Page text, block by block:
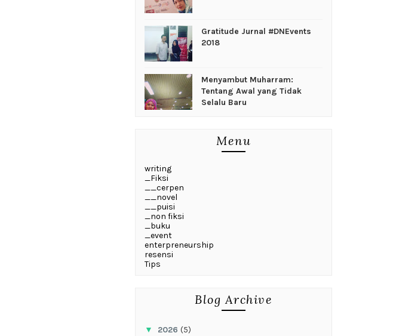
Gratitude Jurnal #DNEvents
2018
Menyambut Muharram:
Tentang Awal yang Tidak
Selalu Baru
Menu
writing
_Fiksi
__cerpen
__novel
__puisi
_non fiksi
_buku
_event
enterpreneurship
resensi
Tips
Blog Archive
▼ 2026 (5)